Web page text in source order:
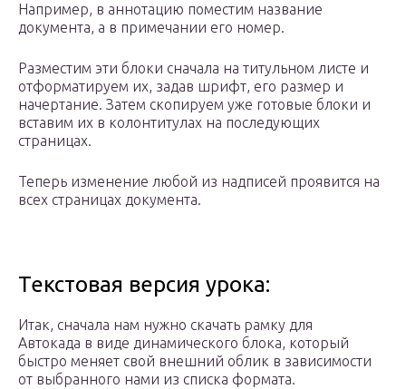
Например, в аннотацию поместим название
документа, а в примечании его номер.
Разместим эти блоки сначала на титульном листе и
отформатируем их, задав шрифт, его размер и
начертание. Затем скопируем уже готовые блоки и
вставим их в колонтитулах на последующих
страницах.
Теперь изменение любой из надписей проявится на
всех страницах документа.
Текстовая версия урока:
Итак, сначала нам нужно скачать рамку для
Автокада в виде динамического блока, который
быстро меняет свой внешний облик в зависимости
от выбранного нами из списка формата.